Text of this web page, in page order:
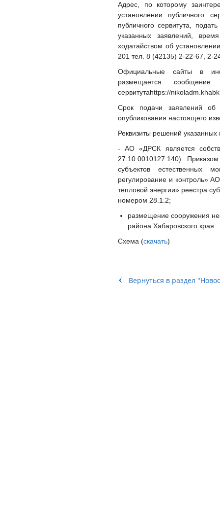
Адрес, по которому
установлении публичного
публичного сервитута,
указанных заявлений,
ходатайством об
201 тел. 8 (42135) 2-22-67, 2-
Официальные сайты в
размещается
сервитутаhttps://
Срок подачи заявлений
опубликования настоящего
Реквизиты решений указанных
- АО «ДРСК является
27:10:0010127:140).
субъектов естественных
регулирование и контроль»
тепловой энергии» реестра
номером 28.1.2;
размещение сооружения
района Хабаровского края.
Схема (скачать)
Вернуться в раздел